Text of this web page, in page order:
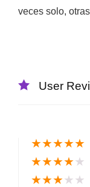
veces solo,
User
★★★★★
★★★★★
★★★★★